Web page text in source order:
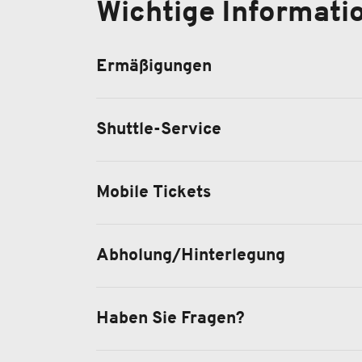
Wichtige
Ermäßigungen
Shuttle-Service
Mobile Tickets
Abholung/Hinterlegung
Haben Sie Fragen?